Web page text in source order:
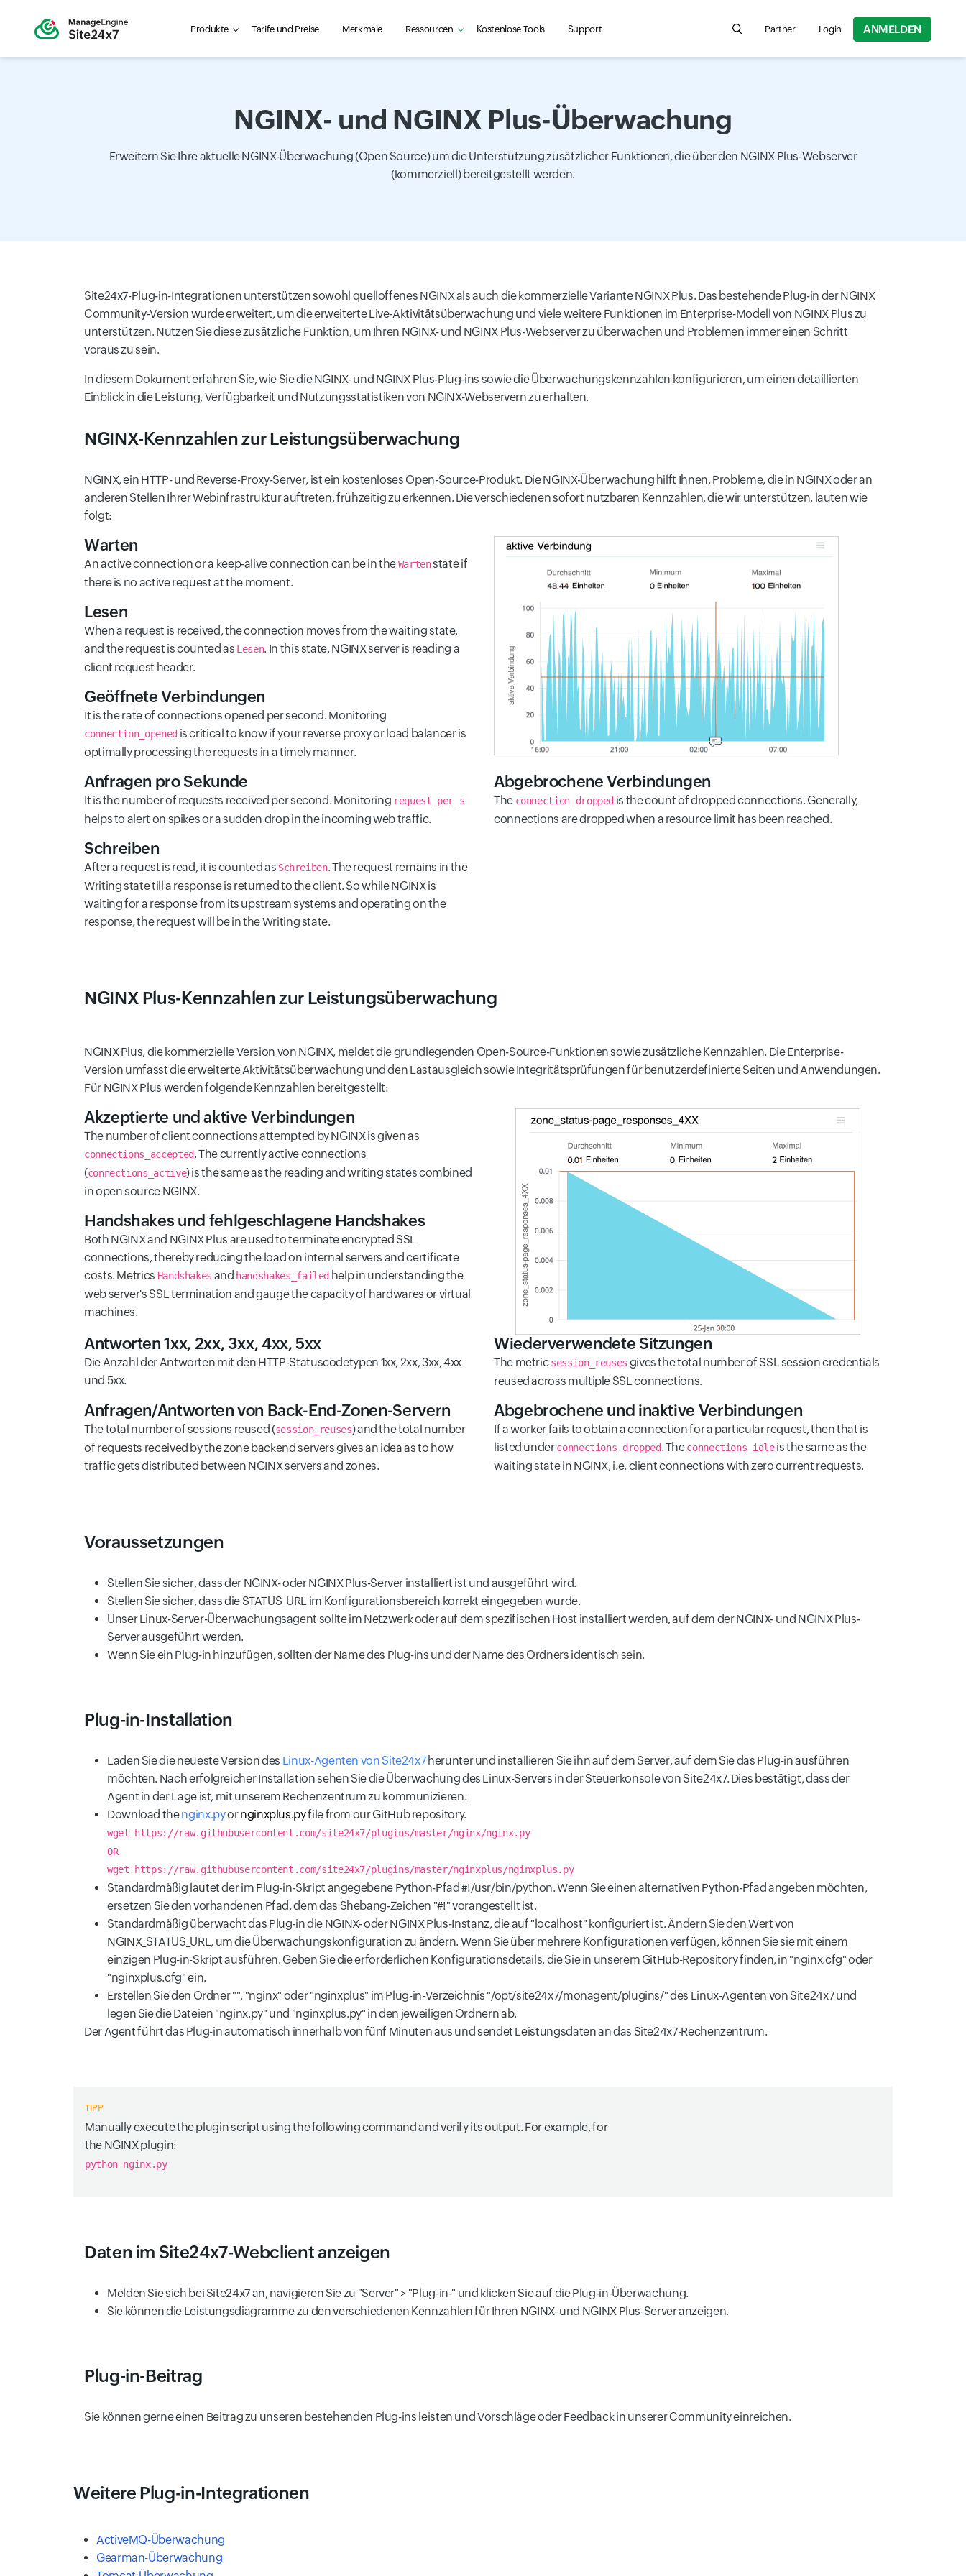
Produkte Tarife und Preise Merkmale Ressourcen Kostenlose Tools Support Search for product information, help articles,
Partner Login ANMELDEN
NGINX- und NGINX Plus-Überwachung
Erweitern Sie Ihre aktuelle NGINX-Überwachung (Open Source) um die Unterstützung zusätzlicher Funktionen, die über den NGINX Plus-Webserver
(kommerziell) bereitgestellt werden.
Site24x7-Plug-in-Integrationen unterstützen sowohl quelloffenes NGINX als auch die kommerzielle Variante NGINX Plus. Das bestehende Plug-in der NGINX
Community-Version wurde erweitert, um die erweiterte Live-Aktivitätsüberwachung und viele weitere Funktionen im Enterprise-Modell von NGINX Plus zu
unterstützen. Nutzen Sie diese zusätzliche Funktion, um Ihren NGINX- und NGINX Plus-Webserver zu überwachen und Problemen immer einen Schritt
voraus zu sein.
In diesem Dokument erfahren Sie, wie Sie die NGINX- und NGINX Plus-Plug-ins sowie die Überwachungskennzahlen konfigurieren, um einen detaillierten
Einblick in die Leistung, Verfügbarkeit und Nutzungsstatistiken von NGINX-Webservern zu erhalten.
NGINX-Kennzahlen zur Leistungsüberwachung
NGINX, ein HTTP- und Reverse-Proxy-Server, ist ein kostenloses Open-Source-Produkt. Die NGINX-Überwachung hilft Ihnen, Probleme, die in NGINX oder an
anderen Stellen Ihrer Webinfrastruktur auftreten, frühzeitig zu erkennen. Die verschiedenen sofort nutzbaren Kennzahlen, die wir unterstützen, lauten wie
folgt:
Warten
An active connection or a keep-alive connection can be in theWartenstate if
there is no active request at the moment.
Lesen
When a request is received, the connection moves from the waiting state,
and the request is counted as Lesen. In this state, NGINX server is reading a
client request header.
Geöffnete Verbindungen
It is the rate of connections opened per second. Monitoring
connection_openedis critical to know if your reverse proxy or load balancer is
optimally processing the requests in a timely manner.
Anfragen pro Sekunde
It is the number of requests received per second. Monitoring request_per_s
helps to alert on spikes or a sudden drop in the incoming web traffic.
Abgebrochene Verbindungen
The connection_dropped is the count of dropped connections. Generally,
connections are dropped when a resource limit has been reached.
Schreiben
After a request is read, it is counted as Schreiben. The request remains in the
Writing state till a response is returned to the client. So while NGINX is
waiting for a response from its upstream systems and operating on the
response, the request will be in the Writing state.
NGINX Plus-Kennzahlen zur Leistungsüberwachung
NGINX Plus, die kommerzielle Version von NGINX, meldet die grundlegenden Open-Source-Funktionen sowie zusätzliche Kennzahlen. Die Enterprise-
Version umfasst die erweiterte Aktivitätsüberwachung und den Lastausgleich sowie Integritätsprüfungen für benutzerdefinierte Seiten und Anwendungen.
Für NGINX Plus werden folgende Kennzahlen bereitgestellt:
Akzeptierte und aktive Verbindungen
The number of client connections attempted by NGINX is given as
connections_accepted. The currently active connections
(connections_active) is the same as the reading and writing states combined
in open source NGINX.
Handshakes und fehlgeschlagene Handshakes
Both NGINX and NGINX Plus are used to terminate encrypted SSL
connections, thereby reducing the load on internal servers and certificate
costs. Metrics Handshakes and handshakes_failed help in understanding the
web server's SSL termination and gauge the capacity of hardwares or virtual
machines.
Antworten 1xx, 2xx, 3xx, 4xx, 5xx
Die Anzahl der Antworten mit den HTTP-Statuscodetypen 1xx, 2xx, 3xx, 4xx
und 5xx.
Wiederverwendete Sitzungen
The metricsession_reuses gives the total number of SSL session credentials
reused across multiple SSL connections.
Anfragen/Antworten von Back-End-Zonen-Servern
The total number of sessions reused (session_reuses) and the total number
of requests received by the zone backend servers gives an idea as to how
traffic gets distributed between NGINX servers and zones.
Abgebrochene und inaktive Verbindungen
If a worker fails to obtain a connection for a particular request, then that is
listed underconnections_dropped. Theconnections_idleis the same as the
waiting state in NGINX, i.e. client connections with zero current requests.
Voraussetzungen
Stellen Sie sicher, dass der NGINX- oder NGINX Plus-Server installiert ist und ausgeführt wird.
Stellen Sie sicher, dass die STATUS_URL im Konfigurationsbereich korrekt eingegeben wurde.
Unser Linux-Server-Überwachungsagent sollte im Netzwerk oder auf dem spezifischen Host installiert werden, auf dem der NGINX- und NGINX Plus-
Server ausgeführt werden.
Wenn Sie ein Plug-in hinzufügen, sollten der Name des Plug-ins und der Name des Ordners identisch sein.
Plug-in-Installation
Laden Sie die neueste Version des Linux-Agenten von Site24x7herunter und installieren Sie ihn auf dem Server, auf dem Sie das Plug-in ausführen
möchten. Nach erfolgreicher Installation sehen Sie die Überwachung des Linux-Servers in der Steuerkonsole von Site24x7. Dies bestätigt, dass der
Agent in der Lage ist, mit unserem Rechenzentrum zu kommunizieren.
Download thenginx.pyornginxplus.pyfile from our GitHub repository.
wget https://raw.githubusercontent.com/site24x7/plugins/master/nginx/nginx.py
OR
wget https://raw.githubusercontent.com/site24x7/plugins/master/nginxplus/nginxplus.py
Standardmäßig lautet der im Plug-in-Skript angegebene Python-Pfad #!/usr/bin/python. Wenn Sie einen alternativen Python-Pfad angeben möchten,
ersetzen Sie den vorhandenen Pfad, dem das Shebang-Zeichen "#!" vorangestellt ist.
Standardmäßig überwacht das Plug-in die NGINX- oder NGINX Plus-Instanz, die auf "localhost" konfiguriert ist. Ändern Sie den Wert von
NGINX_STATUS_URL, um die Überwachungskonfiguration zu ändern. Wenn Sie über mehrere Konfigurationen verfügen, können Sie sie mit einem
einzigen Plug-in-Skript ausführen. Geben Sie die erforderlichen Konfigurationsdetails, die Sie in unserem GitHub-Repository finden, in "nginx.cfg" oder
"nginxplus.cfg" ein.
Erstellen Sie den Ordner "", "nginx" oder "nginxplus" im Plug-in-Verzeichnis "/opt/site24x7/monagent/plugins/" des Linux-Agenten von Site24x7 und
legen Sie die Dateien "nginx.py" und "nginxplus.py" in den jeweiligen Ordnern ab.
Der Agent führt das Plug-in automatisch innerhalb von fünf Minuten aus und sendet Leistungsdaten an das Site24x7-Rechenzentrum.
TIPP
Manually execute the plugin script using the following command and verify its output. For example, for
the NGINX plugin:
python nginx.py
Daten im Site24x7-Webclient anzeigen
Melden Sie sich bei Site24x7 an, navigieren Sie zu "Server" > "Plug-in-" und klicken Sie auf die Plug-in-Überwachung.
Sie können die Leistungsdiagramme zu den verschiedenen Kennzahlen für Ihren NGINX- und NGINX Plus-Server anzeigen.
Plug-in-Beitrag
Sie können gerne einen Beitrag zu unseren bestehenden Plug-ins leisten und Vorschläge oder Feedback in unserer Community einreichen.
Weitere Plug-in-Integrationen
ActiveMQ-Überwachung
Gearman-Überwachung